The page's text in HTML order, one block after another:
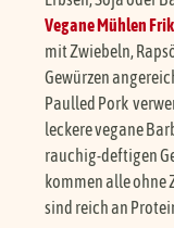
Vegane Mühlen
mit Zwiebeln,
Gewürzen
Paulled Pork
leckere vegane
rauchig-deftigen
kommen alle ohne
sind reich an